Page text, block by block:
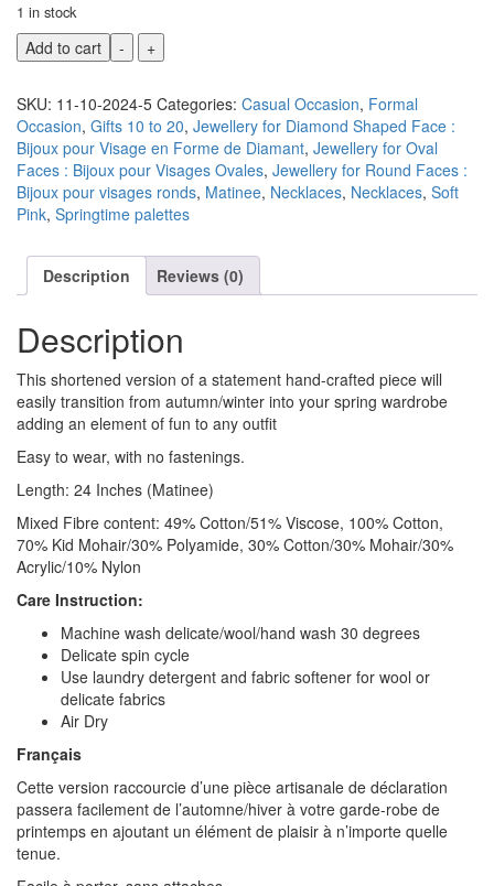
1 in stock
- +
Add to cart
SKU: 11-10-2024-5 Categories: Casual Occasion, Formal
Occasion, Gifts 10 to 20, Jewellery for Diamond Shaped Face :
Bijoux pour Visage en Forme de Diamant, Jewellery for Oval
Faces : Bijoux pour Visages Ovales, Jewellery for Round Faces :
Bijoux pour visages ronds, Matinee, Necklaces, Necklaces, Soft
Pink, Springtime palettes
Description Reviews (0)
Description
This shortened version of a statement hand-crafted piece will
easily transition from autumn/winter into your spring wardrobe
adding an element of fun to any outfit
Easy to wear, with no fastenings.
Length: 24 Inches (Matinee)
Mixed Fibre content: 49% Cotton/51% Viscose, 100% Cotton,
70% Kid Mohair/30% Polyamide, 30% Cotton/30% Mohair/30%
Acrylic/10% Nylon
Care Instruction:
Machine wash delicate/wool/hand wash 30 degrees
Delicate spin cycle
Use laundry detergent and fabric softener for wool or
delicate fabrics
Air Dry
Français
Cette version raccourcie d’une pièce artisanale de déclaration
passera facilement de l’automne/hiver à votre garde-robe de
printemps en ajoutant un élément de plaisir à n’importe quelle
tenue.